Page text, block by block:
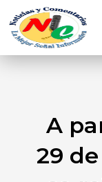
A
29